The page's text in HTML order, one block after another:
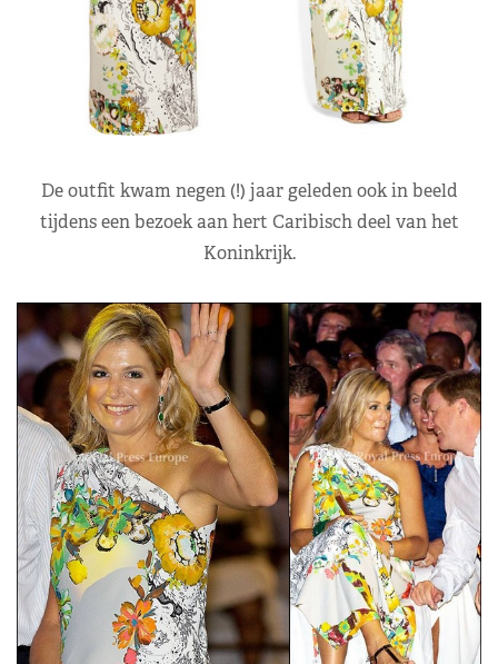
De outfit kwam negen (!) jaar geleden ook in beeld
tijdens een bezoek aan hert Caribisch deel van het
Koninkrijk.